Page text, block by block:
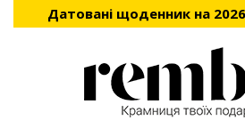
Датовані щоденник на 2026